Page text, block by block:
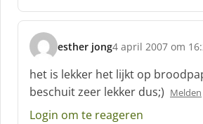
:
esther jong
s
c
h
r
e
4 april 2007 om
het is lekker het lijkt op
beschuit zeer lekker dus;) Melden
Login om te reageren